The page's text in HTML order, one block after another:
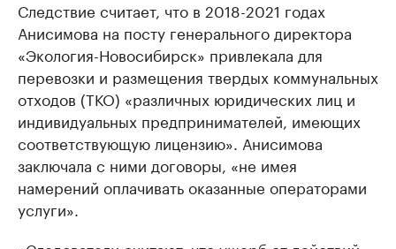
Следствие считает, что в 2018-2021 годах
Анисимова на посту генерального директора
«Экология-Новосибирск» привлекала для
перевозки и размещения твердых коммунальных
отходов (ТКО) «различных юридических лиц и
индивидуальных предпринимателей, имеющих
соответствующую лицензию». Анисимова
заключала с ними договоры, «не имея
намерений оплачивать оказанные операторами
услуги».